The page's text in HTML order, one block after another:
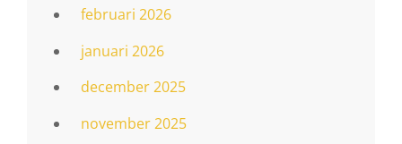
februari 2026
januari 2026
december 2025
november 2025